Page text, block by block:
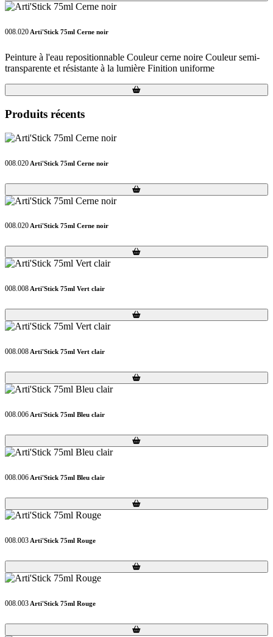
008.020 Arti'Stick 75ml Cerne noir
Peinture à l'eau repositionnable Couleur cerne noire Couleur semi-
transparente et résistante à la lumière Finition uniforme
Loading...
Loading...
Produits récents
008.020 Arti'Stick 75ml Cerne noir
Loading...
Loading...
008.020Arti'Stick 75ml Cerne noir
Loading...
Loading...
008.008Arti'Stick 75ml Vert clair
Loading...
Loading...
008.008 Arti'Stick 75ml Vert clair
Loading...
Loading...
008.006 Arti'Stick 75ml Bleu clair
Loading...
Loading...
008.006 Arti'Stick 75ml Bleu clair
Loading...
Loading...
008.003 Arti'Stick 75ml Rouge
Loading...
Loading...
008.003 Arti'Stick 75ml Rouge
Loading...
Loading...